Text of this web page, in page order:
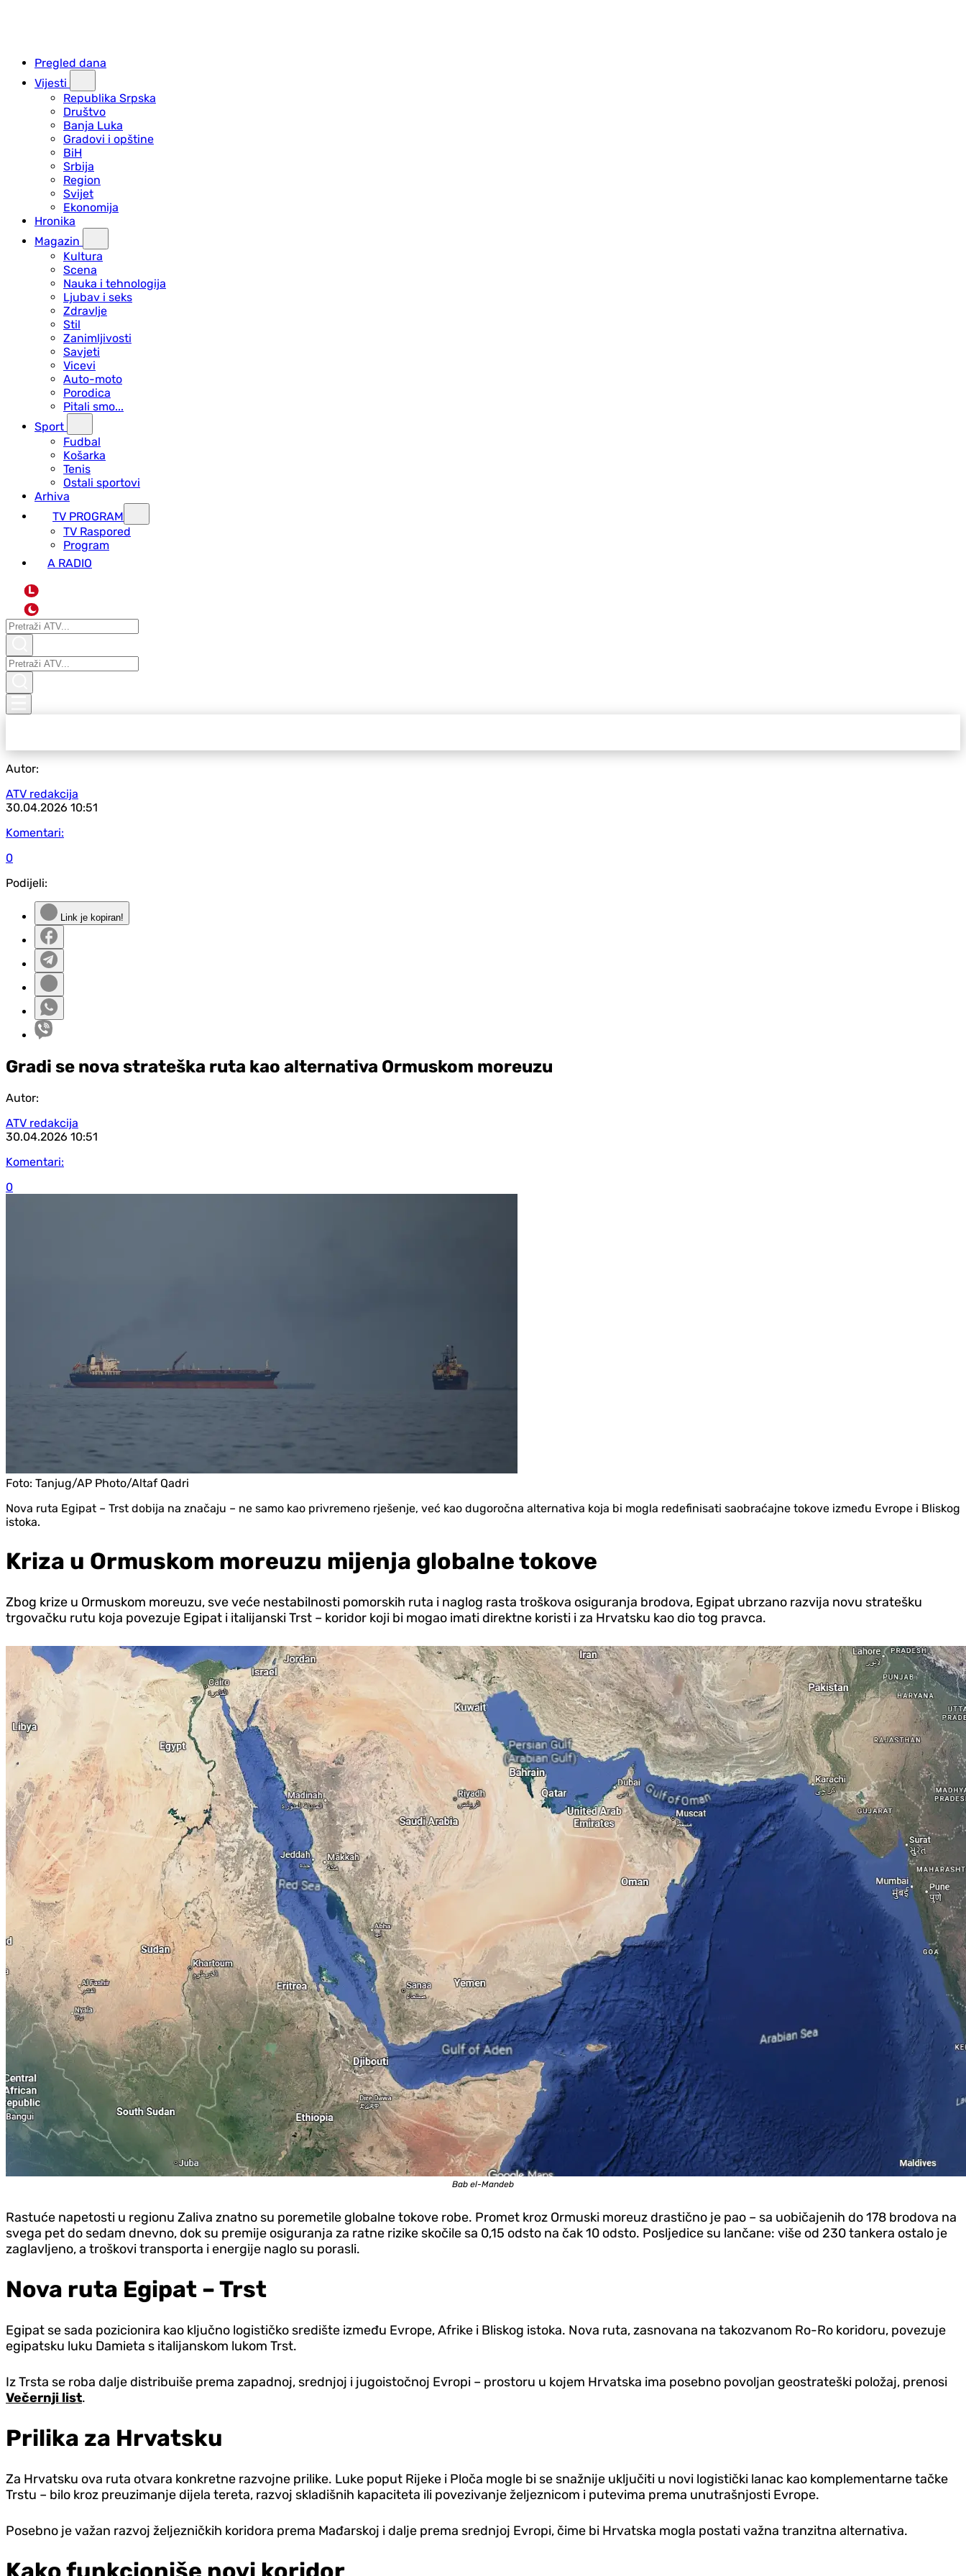
Pregled dana
Vijesti
Republika Srpska
Društvo
Banja Luka
Gradovi i opštine
BiH
Srbija
Region
Svijet
Ekonomija
Hronika
Magazin
Kultura
Scena
Nauka i tehnologija
Ljubav i seks
Zdravlje
Stil
Zanimljivosti
Savjeti
Vicevi
Auto-moto
Porodica
Pitali smo...
Sport
Fudbal
Košarka
Tenis
Ostali sportovi
Arhiva
TV PROGRAM
ТV Raspored
Program
A RADIO
L
Autor:
ATV redakcija
30.04.2026 10:51
Komentari:
0
Podijeli:
Link je kopiran!
Gradi se nova strateška ruta kao alternativa Ormuskom moreuzu
Autor:
ATV redakcija
30.04.2026 10:51
Komentari:
0
Foto: Tanjug/AP Photo/Altaf Qadri
Nova ruta Egipat – Trst dobija na značaju – ne samo kao privremeno rješenje, već kao dugoročna alternativa koja bi mogla redefinisati saobraćajne tokove između Evrope i Bliskog
istoka.
Kriza u Ormuskom moreuzu mijenja globalne tokove
Zbog krize u Ormuskom moreuzu, sve veće nestabilnosti pomorskih ruta i naglog rasta troškova osiguranja brodova, Egipat ubrzano razvija novu stratešku
trgovačku rutu koja povezuje Egipat i italijanski Trst – koridor koji bi mogao imati direktne koristi i za Hrvatsku kao dio tog pravca.
Bab el-Mandeb
Rastuće napetosti u regionu Zaliva znatno su poremetile globalne tokove robe. Promet kroz Ormuski moreuz drastično je pao – sa uobičajenih do 178 brodova na
svega pet do sedam dnevno, dok su premije osiguranja za ratne rizike skočile sa 0,15 odsto na čak 10 odsto. Posljedice su lančane: više od 230 tankera ostalo je
zaglavljeno, a troškovi transporta i energije naglo su porasli.
Nova ruta Egipat – Trst
Egipat se sada pozicionira kao ključno logističko središte između Evrope, Afrike i Bliskog istoka. Nova ruta, zasnovana na takozvanom Ro-Ro koridoru, povezuje
egipatsku luku Damieta s italijanskom lukom Trst.
Iz Trsta se roba dalje distribuiše prema zapadnoj, srednjoj i jugoistočnoj Evropi – prostoru u kojem Hrvatska ima posebno povoljan geostrateški položaj, prenosi
Večernji list.
Prilika za Hrvatsku
Za Hrvatsku ova ruta otvara konkretne razvojne prilike. Luke poput Rijeke i Ploča mogle bi se snažnije uključiti u novi logistički lanac kao komplementarne tačke
Trstu – bilo kroz preuzimanje dijela tereta, razvoj skladišnih kapaciteta ili povezivanje željeznicom i putevima prema unutrašnjosti Evrope.
Posebno je važan razvoj željezničkih koridora prema Mađarskoj i dalje prema srednjoj Evropi, čime bi Hrvatska mogla postati važna tranzitna alternativa.